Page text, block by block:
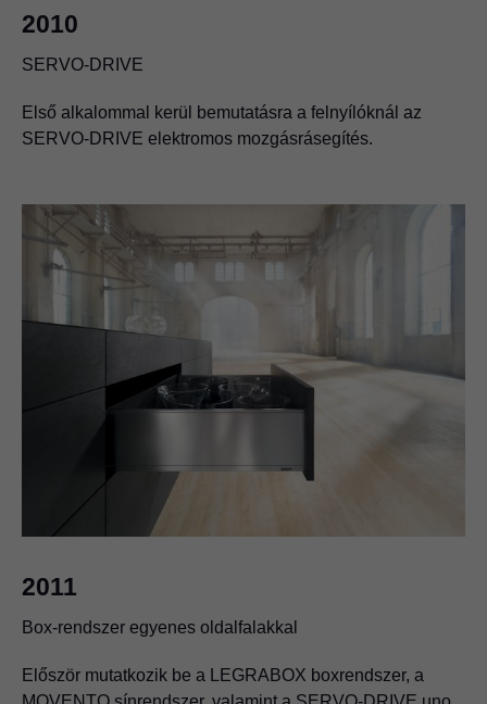
box-rendszereket, valamint a kivetőpántokhoz az
2010
SERVO-DRIVE
Első alkalommal kerül bemutatásra a felnyílóknál az
SERVO-DRIVE elektromos mozgásrásegítés.
2011
Box-rendszer egyenes oldalfalakkal
Először mutatkozik be a LEGRABOX boxrendszer, a